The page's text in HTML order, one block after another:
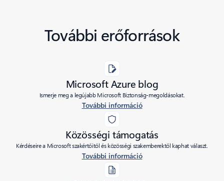
További erőforrások
Microsoft Azure blog
Ismerje meg a legújabb Microsoft Biztonság-megoldásokat.
További információ
Közösségi támogatás
Kérdéseire a Microsoft szakértőitől és közösségi szakemberektől kaphat választ.
További információ